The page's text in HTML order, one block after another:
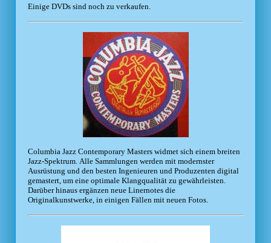
Einige DVDs sind noch zu verkaufen.
Columbia Jazz Contemporary Masters widmet sich einem breiten
Jazz-Spektrum. Alle Sammlungen werden mit modernster
Ausrüstung und den besten Ingenieuren und Produzenten digital
gemastert, um eine optimale Klangqualität zu gewährleisten.
Darüber hinaus ergänzen neue Linernotes die
Originalkunstwerke, in einigen Fällen mit neuen Fotos.